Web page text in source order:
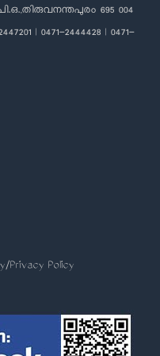
695 004
| 0471-2444428 | 0471-
Privacy Policy